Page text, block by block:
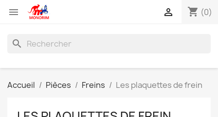
 shopping_cart (0)

search
Accueil Pièces Freins Les plaquettes de frein